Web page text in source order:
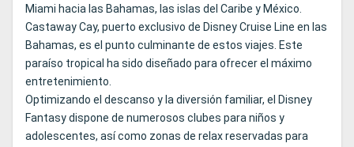
Miami hacia las Bahamas, las islas del Caribe y México.
Castaway Cay, puerto exclusivo de Disney Cruise Line en las
Bahamas, es el punto culminante de estos viajes. Este
paraíso tropical ha sido diseñado para ofrecer el máximo
entretenimiento.
Optimizando el descanso y la diversión familiar, el Disney
Fantasy dispone de numerosos clubes para niños y
adolescentes, así como zonas de relax reservadas para